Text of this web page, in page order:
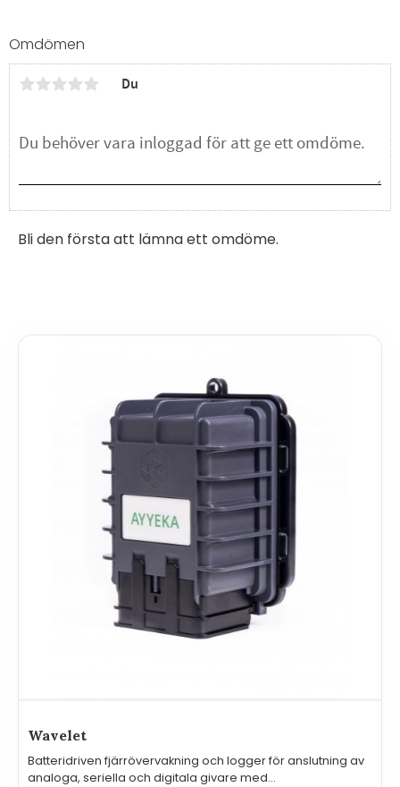
Omdömen
Du
Bli den första att lämna ett omdöme.
Wavelet
Batteridriven fjärrövervakning och logger för anslutning av
analoga, seriella och digitala givare med